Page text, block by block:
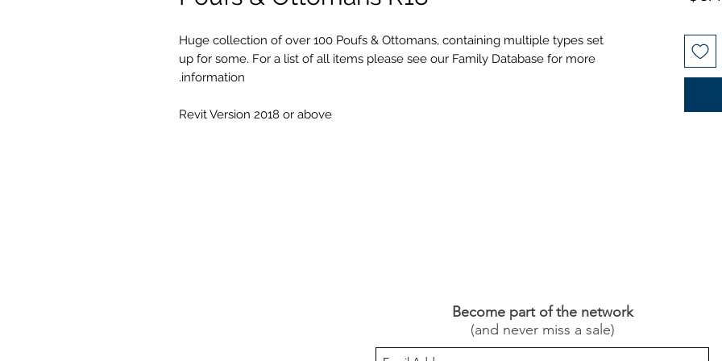
Huge collection of over 100 Poufs & Ottomans, containing multiple types set
up for some. For a list of all items please see our Family Database for more
information.
Revit Version 2018 or above
Become part of the network
(and never miss a sale)